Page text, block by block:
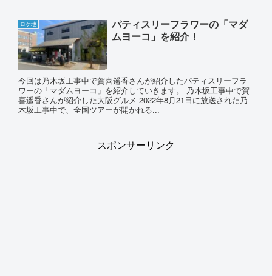
ロケ地
パティスリーフラワーの「マダ
ムヨーコ」を紹介！
今回は乃木坂工事中で賀喜遥香さんが紹介したパティスリーフラ
ワーの「マダムヨーコ」を紹介していきます。 乃木坂工事中で賀
喜遥香さんが紹介した大阪グルメ 2022年8月21日に放送された乃
木坂工事中で、全国ツアーが開かれる...
スポンサーリンク